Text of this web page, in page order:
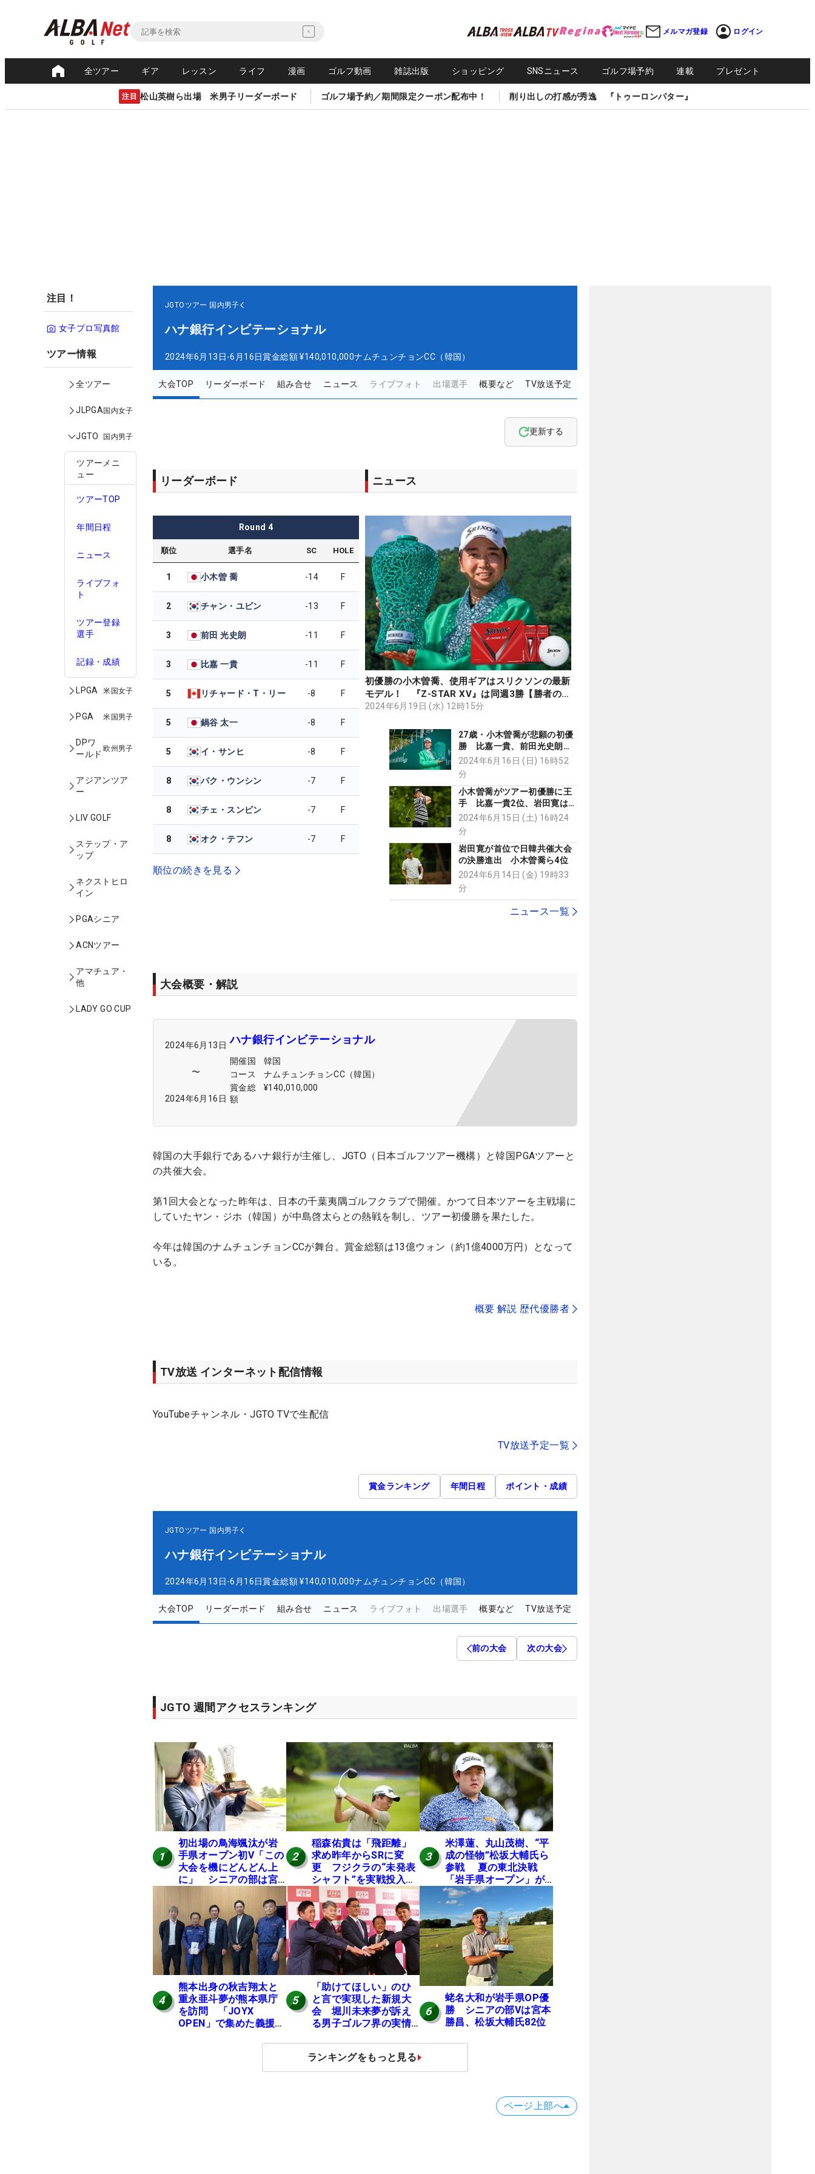
メルマガ登録 ログイン
全ツアー ギア レッスン ライフ 漫画 ゴルフ動画 雑誌出版 ショッピング SNSニュース ゴルフ場予約 連載 プレゼント
注目 松山英樹ら出場 米男子リーダーボード ゴルフ場予約／期間限定クーポン配布中！ 削り出しの打感が秀逸 『トゥーロンパター』
注目！
女子プロ写真館
ツアー情報
全ツアー
JLPGA国内女子
JGTO 国内男子
ツアーメニ
ュー
ツアーTOP
年間日程
ニュース
ライブフォ
ト
ツアー登録
選手
記録・成績
LPGA 米国女子
PGA 米国男子
DPワ
ールド
欧州男子
アジアンツア
ー
LIV GOLF
ステップ・ア
ップ
ネクストヒロ
イン
PGAシニア
ACNツアー
アマチュア・
他
LADY GO CUP
JGTOツアー 国内男子
ハナ銀行インビテーショナル
2024年6月13日-6月16日賞金総額 ¥140,010,000ナムチュンチョンCC（韓国）
大会TOP リーダーボード 組み合せ ニュース ライブフォト 出場選手 概要など TV放送予定
更新する
リーダーボード
Round 4
順位 選手名 SC HOLE
1 小木曽 喬 -14 F
2 チャン・ユビン -13 F
3 前田 光史朗 -11 F
3 比嘉 一貴 -11 F
5 リチャード・T・リー -8 F
5 鍋谷 太一 -8 F
5 イ・サンヒ -8 F
8 パク・ウンシン -7 F
8 チェ・スンビン -7 F
8 オク・テフン -7 F
順位の続きを見る
ニュース
初優勝の小木曽喬、使用ギアはスリクソンの最新
モデル！ 『Z-STAR XV』は同週3勝【勝者のギ
ア】
2024年6月19日 (水) 12時15分
27歳・小木曽喬が悲願の初優
勝 比嘉一貴、前田光史朗は3
位
2024年6月16日 (日) 16時52
分
小木曽喬がツアー初優勝に王
手 比嘉一貴2位、岩田寛は後
退
2024年6月15日 (土) 16時24
分
岩田寛が首位で日韓共催大会
の決勝進出 小木曽喬ら4位
2024年6月14日 (金) 19時33
分
ニュース一覧
大会概要・解説
2024年6月13日
〜
2024年6月16日
ハナ銀行インビテーショナル
開催国
韓国
コース
ナムチュンチョンCC（韓国）
賞金総
額
¥140,010,000
韓国の大手銀行であるハナ銀行が主催し、JGTO（日本ゴルフツアー機構）と韓国PGAツアーと
の共催大会。
第1回大会となった昨年は、日本の千葉夷隅ゴルフクラブで開催。かつて日本ツアーを主戦場に
していたヤン・ジホ（韓国）が中島啓太らとの熱戦を制し、ツアー初優勝を果たした。
今年は韓国のナムチュンチョンCCが舞台。賞金総額は13億ウォン（約1億4000万円）となって
いる。
概要 解説 歴代優勝者
TV放送 インターネット配信情報
YouTubeチャンネル・JGTO TVで生配信
TV放送予定一覧
賞金ランキング 年間日程 ポイント・成績
JGTOツアー 国内男子
ハナ銀行インビテーショナル
2024年6月13日-6月16日賞金総額 ¥140,010,000ナムチュンチョンCC（韓国）
大会TOP リーダーボード 組み合せ ニュース ライブフォト 出場選手 概要など TV放送予定
前の大会 次の大会
JGTO 週間アクセスランキング
1
初出場の鳥海颯汰が岩
手県オープン初V「この
大会を機にどんどん上
に」 シニアの部は宮
2
稲森佑貴は「飛距離」
求め昨年からSRに変
更 フジクラの“未発表
シャフト”を実戦投入し
好感触「つかまえにい
ける」【男子ツアーの
ヒトネタ！】
3
米澤蓮、丸山茂樹、“平
成の怪物”松坂大輔氏ら
参戦 夏の東北決戦
「岩手県オープン」が8
日開幕
4
熊本出身の秋吉翔太と
重永亜斗夢が熊本県庁
を訪問 「JOYX
OPEN」で集めた義援金
5
「助けてほしい」のひ
と言で実現した新規大
会 堀川未来夢が訴え
る男子ゴルフ界の実情
6
蛯名大和が岩手県OP優
勝 シニアの部Vは宮本
勝昌、松坂大輔氏82位
ランキングをもっと見る
ページ上部へ